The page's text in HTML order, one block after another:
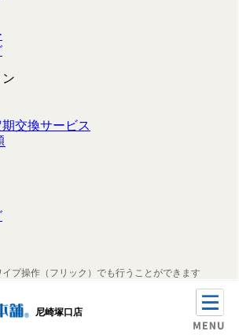
交換サービス
プ操作（フリック）でも行うことができます
尼崎塚口店